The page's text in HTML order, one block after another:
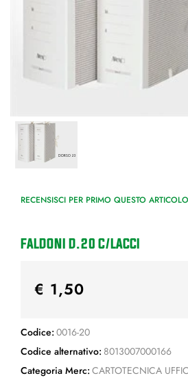
RECENSISCI PER PRIMO QUESTO ARTICOLO
FALDONI D.20 C/LACCI
€ 1,50
Codice: 0016-20
Codice alternativo: 8013007000166
Categoria Merc: CARTOTECNICA